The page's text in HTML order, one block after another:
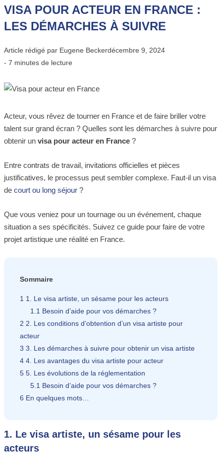
VISA POUR ACTEUR EN FRANCE :
LES DÉMARCHES À SUIVRE
Article rédigé par Eugene Beckerdécembre 9, 2024
- 7 minutes de lecture
Acteur, vous rêvez de tourner en France et de faire briller votre
talent sur grand écran ? Quelles sont les démarches à suivre pour
obtenir unvisa pour acteur en France ?
Entre contrats de travail, invitations officielles et pièces
justificatives, le processus peut sembler complexe. Faut-il un visa
decourt ou long séjour ?
Que vous veniez pour un tournage ou un événement, chaque
situation a ses spécificités. Suivez ce guide pour faire de votre
projet artistique une réalité en France.
Sommaire
1 1. Le visa artiste, un sésame pour les acteurs
1.1 Besoin d’aide pour vos démarches ?
2 2. Les conditions d’obtention d’un visa artiste pour
acteur
3 3. Les démarches à suivre pour obtenir un visa artiste
4 4. Les avantages du visa artiste pour acteur
5 5. Les évolutions de la réglementation
5.1 Besoin d’aide pour vos démarches ?
6 En quelques mots…
1. Le visa artiste, un sésame pour les
acteurs